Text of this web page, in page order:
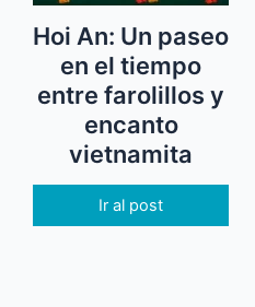
Hoi An: Un paseo
en el tiempo
entre farolillos y
encanto
vietnamita
Ir al post